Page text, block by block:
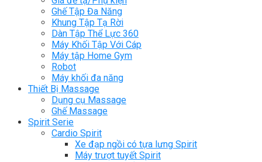
Ghế Tập Đa Năng
Khung Tập Tạ Rời
Dàn Tập Thể Lực 360
Máy Khối Tập Với Cáp
Máy tập Home Gym
Robot
Máy khối đa năng
Thiết Bị Massage
Dụng cụ Massage
Ghế Massage
Spirit Serie
Cardio Spirit
Xe đạp ngồi có tựa lưng Spirit
Máy trượt tuyết Spirit